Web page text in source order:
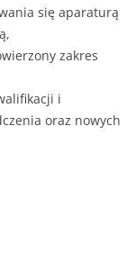
się aparaturą
zakres
i
oraz nowych